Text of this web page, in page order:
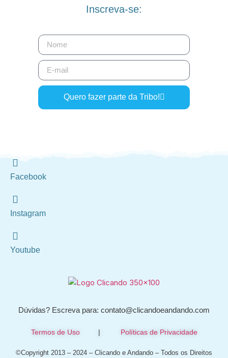
Inscreva-se:
Quero fazer parte da Tribo!
Facebook
Instagram
Youtube
Dúvidas? Escreva para: contato@clicandoeandando.com
Termos de Uso| Políticas de Privacidade
©Copyright 2013 – 2024 – Clicando e Andando – Todos os Direitos